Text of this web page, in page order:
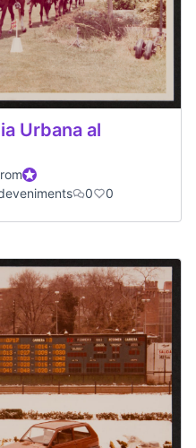
Urbana al
Official participant
0 0